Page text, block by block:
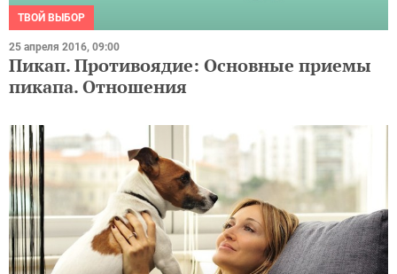
ТВОЙ ВЫБОР
25 апреля 2016, 09:00
Пикап. Противоядие: Основные приемы
пикапа. Отношения